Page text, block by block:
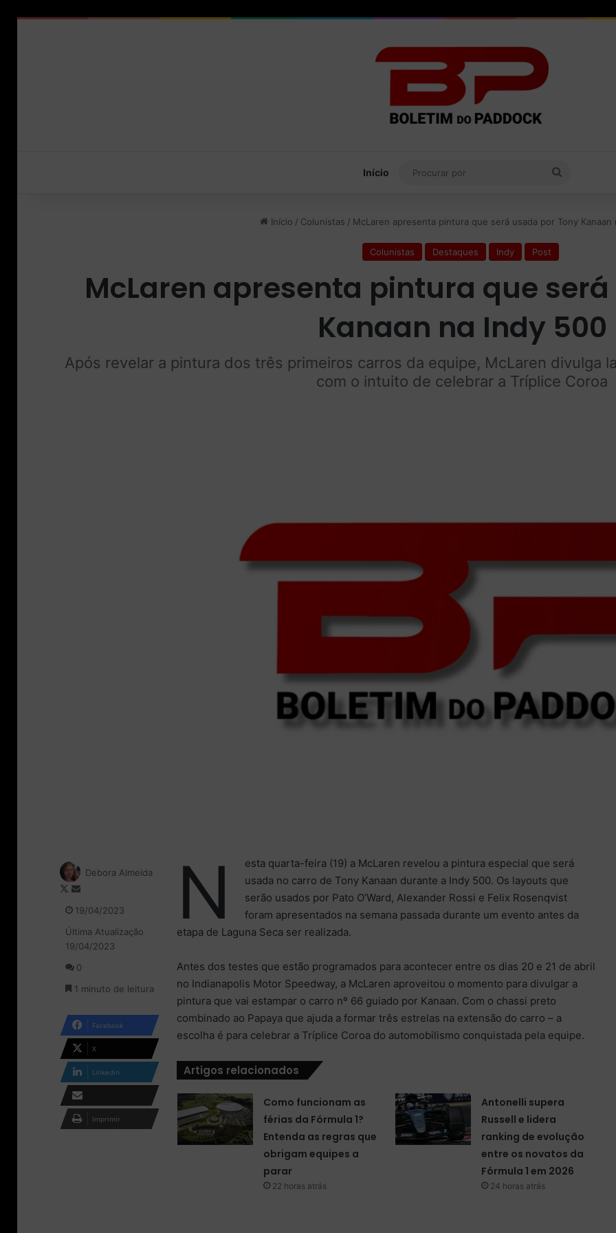
Início
Início / Colunistas / McLaren apresenta pintura que será usada por Tony Kanaan
Colunistas Destaques Indy Post
McLaren apresenta pintura que
Kanaan na Indy 500
Após revelar a pintura dos três primeiros carros da equipe, McLaren divulga
com o intuito de celebrar a Tríplice Coroa
N
esta quarta-feira (19) a McLaren revelou a pintura especial que será
usada no carro de Tony Kanaan durante a Indy 500. Os layouts que
serão usados por Pato O’Ward, Alexander Rossi e Felix Rosenqvist
foram apresentados na semana passada durante um evento antes da
etapa de Laguna Seca ser realizada.
Antes dos testes que estão programados para acontecer entre os dias 20 e 21 de abril
no Indianapolis Motor Speedway, a McLaren aproveitou o momento para divulgar a
pintura que vai estampar o carro nº 66 guiado por Kanaan. Com o chassi preto
combinado ao Papaya que ajuda a formar três estrelas na extensão do carro – a
escolha é para celebrar a Tríplice Coroa do automobilismo conquistada pela equipe.
Artigos relacionados
Como funcionam as
férias da Fórmula 1?
Entenda as regras que
obrigam equipes a
parar
22 horas atrás
Antonelli supera
Russell e lidera
ranking de evolução
entre os novatos da
Fórmula 1 em 2026
24 horas atrás
Debora Almeida
F
l
o
n
n
d
e
e
a
i
l
19/04/2023
Última Atualização
19/04/2023
0
1 minuto de leitura
Facebook
X
Linkedin
Compartilhar via e-
mail
Imprimir